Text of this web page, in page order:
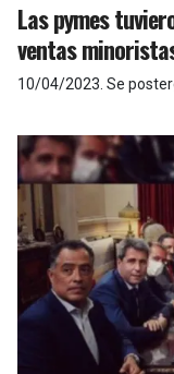
Las pymes
ventas
10/04/2023 Se